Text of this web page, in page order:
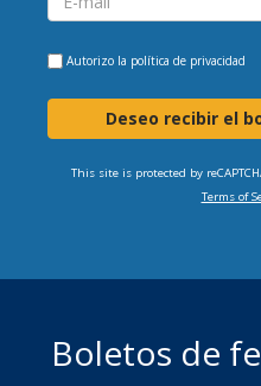
Autorizo la política de privacidad
Deseo recibir el
This site is protected by
Terms of
Boletos de